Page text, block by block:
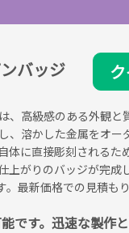
バッジ
、高級感のある外観
、溶かした金属をオ
体に直接彫刻される
上がりのバッジが完
。最新価格での見積
です。迅速な製作